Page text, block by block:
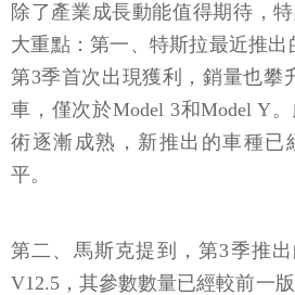
除了產業成長動能值得期待，
大重點：第一、特斯拉最近推出
第3季首次出現獲利，銷量也攀
車，僅次於Model 3和Model Y
術逐漸成熟，新推出的車種已
平。
第二、馬斯克提到，第3季推
V12.5，其參數數量已經較前一